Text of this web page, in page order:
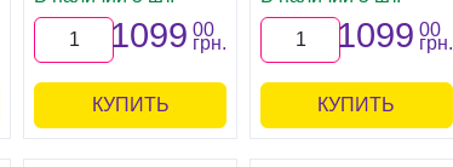
1099 00
грн.
КУПИТЬ
1099 00
грн.
КУПИТЬ